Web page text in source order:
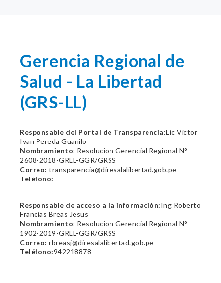
Gerencia Regional de
Salud - La Libertad
(GRS-LL)
Responsable del Portal de Transparencia:Lic Víctor
Ivan Pereda Guanilo
Nombramiento: Resolucion Gerencial Regional N°
2608-2018-GRLL-GGR/GRSS
Correo: transparencia@diresalalibertad.gob.pe
Teléfono:--
Responsable de acceso a la información:Ing Roberto
Francias Breas Jesus
Nombramiento: Resolucion Gerencial Regional N°
1902-2019-GRLL-GGR/GRSS
Correo: rbreasj@diresalalibertad.gob.pe
Teléfono:942218878